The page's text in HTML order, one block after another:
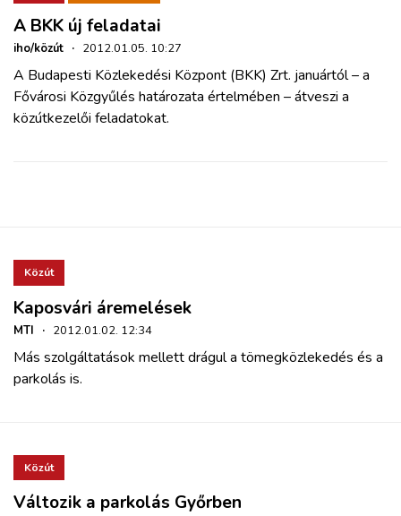
A BKK új feladatai
iho/közút · 2012.01.05. 10:27
A Budapesti Közlekedési Központ (BKK) Zrt. januártól – a
Fővárosi Közgyűlés határozata értelmében – átveszi a
közútkezelői feladatokat.
Közút
Kaposvári áremelések
MTI · 2012.01.02. 12:34
Más szolgáltatások mellett drágul a tömegközlekedés és a
parkolás is.
Közút
Változik a parkolás Győrben